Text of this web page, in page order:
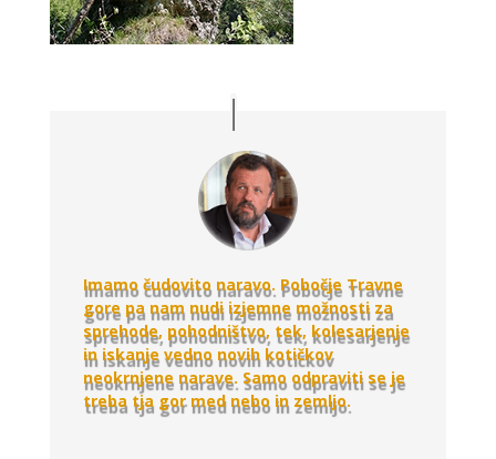
Imamo čudovito naravo. Pobočje Travne
gore pa nam nudi izjemne možnosti za
sprehode, pohodništvo, tek, kolesarjenje
in iskanje vedno novih kotičkov
neokrnjene narave. Samo odpraviti se je
treba tja gor med nebo in zemljo.